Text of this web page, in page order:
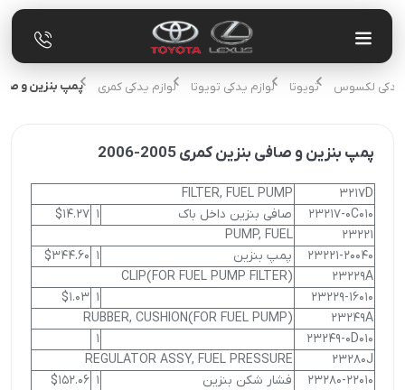
یدکی لکسوس تویوتا لوازم یدکی تویوتا لوازم یدکی کمری پمپ بنزین و صافی
پمپ بنزین و صافی بنزین کمری 2005-2006
3217D
FILTER, FUEL PUMP
23217-0C010
صافی بنزین داخل باک 1
$14.27
23221
PUMP, FUEL
23221-20040
پمپ بنزین 1
$344.60
23229A
CLIP(FOR FUEL PUMP FILTER)
23229-16010
1
$1.03
23249A
RUBBER, CUSHION(FOR FUEL PUMP)
23249-0D010
1
23280J
REGULATOR ASSY, FUEL PRESSURE
23280-22010
فشار شکن بنزین 1
$152.06